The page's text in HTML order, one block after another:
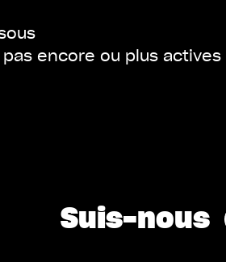
encore ou plus
Suis-nous